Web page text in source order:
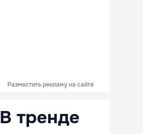
Разместить рекламу на сайте
В тренде